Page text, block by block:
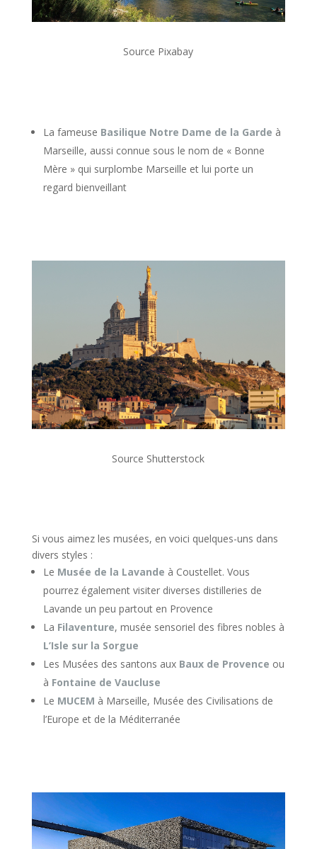
Source Pixabay
La fameuse Basilique Notre Dame de la Garde à
Marseille, aussi connue sous le nom de « Bonne
Mère » qui surplombe Marseille et lui porte un
regard bienveillant
Source Shutterstock
Si vous aimez les musées, en voici quelques-uns dans
divers styles :
Le Musée de la Lavande à Coustellet. Vous
pourrez également visiter diverses distilleries de
Lavande un peu partout en Provence
La Filaventure, musée sensoriel des fibres nobles à
L’Isle sur la Sorgue
Les Musées des santons aux Baux de Provence ou
à Fontaine de Vaucluse
Le MUCEM à Marseille, Musée des Civilisations de
l’Europe et de la Méditerranée